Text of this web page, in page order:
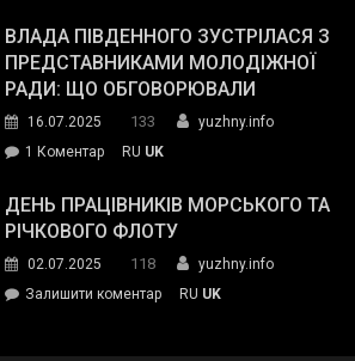
окупанти.
Маємо
діяти
команда
Південного
провів
інспекцію
укриття
ВЛАДА ПІВДЕННОГО ЗУСТРІЛАСЯ З
ПРЕДСТАВНИКАМИ МОЛОДІЖНОЇ
РАДИ: ЩО ОБГОВОРЮВАЛИ
16.07.2025 133
yuzhny.info
1 Коментардо
Південного
зустрілася
представниками
молодіжної
RU UK
ДЕНЬ ПРАЦІВНИКІВ МОРСЬКОГО ТА
РІЧКОВОГО ФЛОТУ
02.07.2025 118
yuzhny.info
Залишити коментарon
RU UK